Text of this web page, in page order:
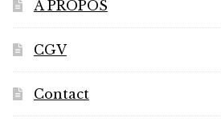
À PROPOS
CGV
Contact